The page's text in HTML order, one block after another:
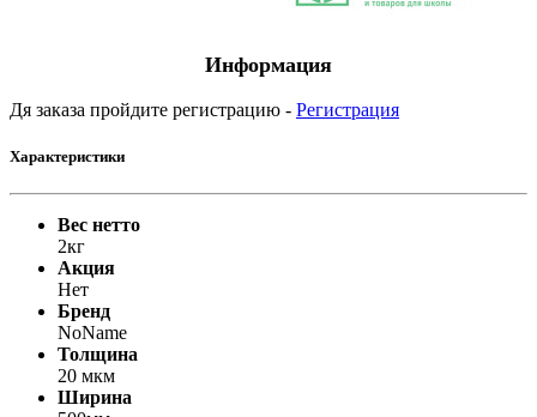
Информация
Дя заказа пройдите регистрацию - Регистрация
Характеристики
Вес нетто
2кг
Акция
Нет
Бренд
NoName
Толщина
20 мкм
Ширина